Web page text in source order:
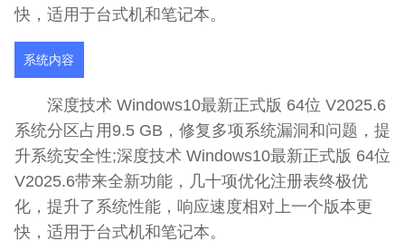
快，适用于台式机和笔记本。
系统内容
深度技术 Windows10最新正式版 64位 V2025.6
系统分区占用9.5 GB，修复多项系统漏洞和问题，提
升系统安全性;深度技术 Windows10最新正式版 64位
V2025.6带来全新功能，几十项优化注册表终极优
化，提升了系统性能，响应速度相对上一个版本更
快，适用于台式机和笔记本。